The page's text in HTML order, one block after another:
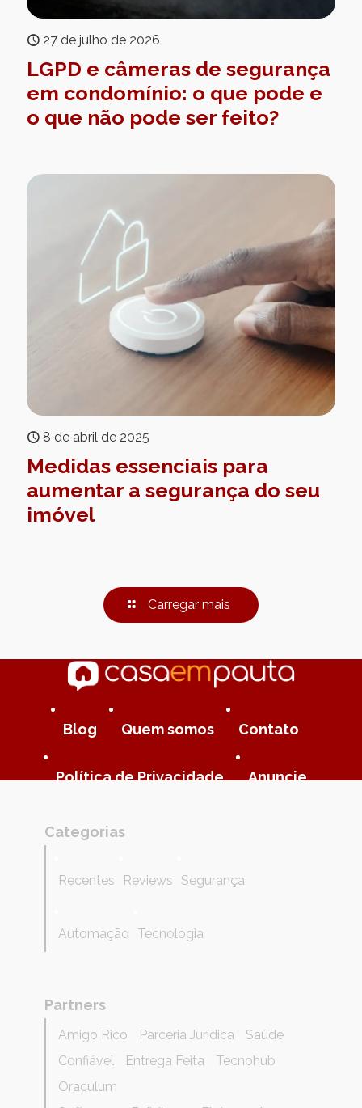
27 de julho de 2026
LGPD e câmeras de segurança
em condomínio: o que pode e
o que não pode ser feito?
8 de abril de 2025
Medidas essenciais para
aumentar a segurança do seu
imóvel
Carregar mais
Blog Quem somos Contato
Política de Privacidade Anuncie
Categorias
Recentes Reviews Segurança
Automação Tecnologia
Partners
Amigo Rico Parceria Jurídica
Saúde
Confiável
Entrega Feita
Tecnohub
Oraculum